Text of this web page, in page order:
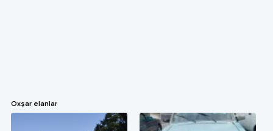
Oxşar elanlar